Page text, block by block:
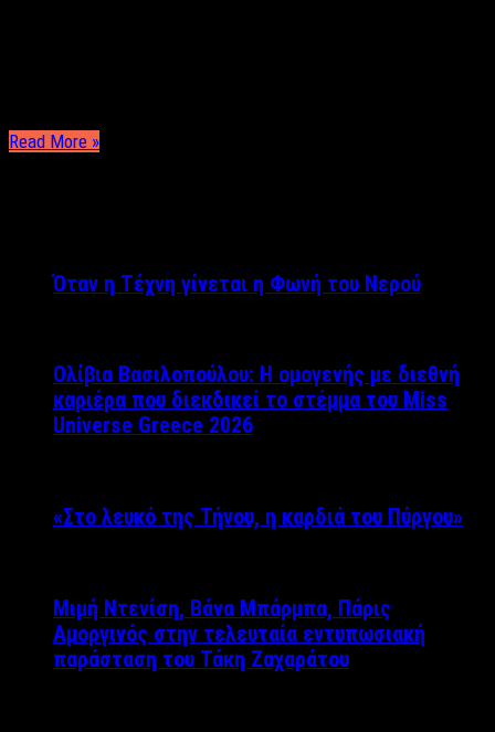
Read More »
Όταν η Τέχνη γίνεται η Φωνή του Νερού
Ολίβια Βασιλοπούλου: Η ομογενής με διεθνή
καριέρα που διεκδικεί το στέμμα του Miss
Universe Greece 2026
«Στο λευκό της Τήνου, η καρδιά του Πύργου»
Μιμή Ντενίση, Βάνα Μπάρμπα, Πάρις
Αμοργινός στην τελευταία εντυπωσιακή
παράσταση του Τάκη Ζαχαράτου